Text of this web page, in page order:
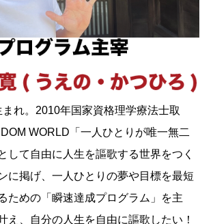
れ。2010年国家資格理学療法士取
WORLD「一人ひとりが唯一無二
して自由に人生を謳歌する世界をつく
に掲げ、一人ひとりの夢や目標を最短
ための「瞬速達成プログラム」を主
え、自分の人生を自由に謳歌したい！